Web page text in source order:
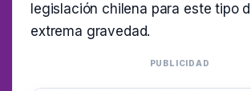
legislación chilena para este tipo
extrema gravedad.
PUBLICIDAD